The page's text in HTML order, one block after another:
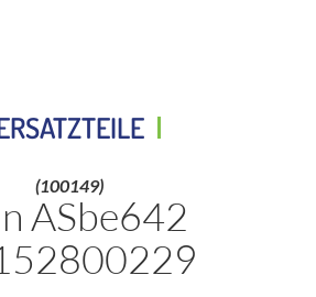
(100149)
ASbe642